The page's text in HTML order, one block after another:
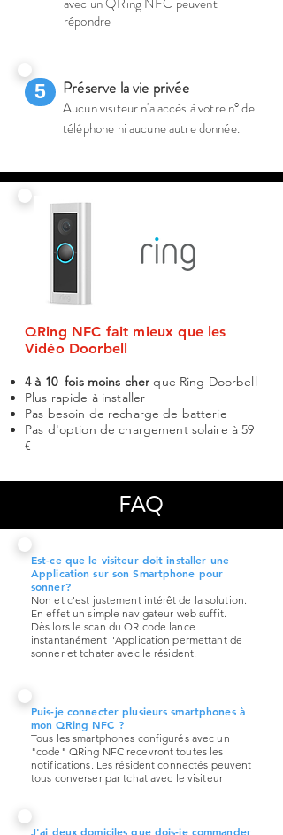
répondre
5 Préserve la vie privée
Aucun visiteur n'a accès à votre n°de
téléphone ni aucune autre donnée.
QRing NFC fait mieux que les
Vidéo Doorbell
4 à 10 fois moins cher que Ring Doorbell
Plus rapide à installer
Pas besoin de recharge de batterie
Pas d'option de chargement solaire à 59
€
FAQ
Est-ce que le visiteur doit installer une
Application sur son Smartphone pour
sonner?
Non et c'est justement intérêt de la solution.
En effet un simple navigateur web suffit.
Dès lors le scan du QR code lance
instantanément l'Application permettant de
sonner et tchater avec le résident.
Puis-je connecter plusieurs smartphones à
mon QRing NFC ?
Tous les smartphones configurés avec un
"code" QRing NFC recevront toutes les
notifications. Les résident connectés peuvent
tous converser par tchat avec le visiteur
J'ai deux domiciles que dois-je commander